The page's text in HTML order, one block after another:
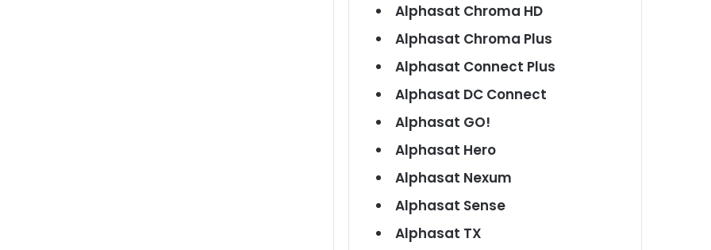
Alphasat Chroma HD
Alphasat Chroma Plus
Alphasat Connect Plus
Alphasat DC Connect
Alphasat GO!
Alphasat Hero
Alphasat Nexum
Alphasat Sense
Alphasat TX